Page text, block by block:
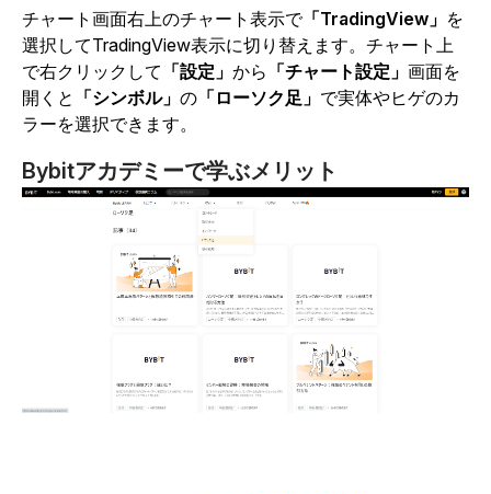
チャート画面右上のチャート表示で「TradingView」 を
選択してTradingView表示に切り替えます。チャート上
で右クリックして 「設定」 から 「チャート設定」 画面を
開くと 「シンボル」 の 「ローソク足」 で実体やヒゲのカ
ラーを選択できます。
Bybitアカデミーで学ぶメリット